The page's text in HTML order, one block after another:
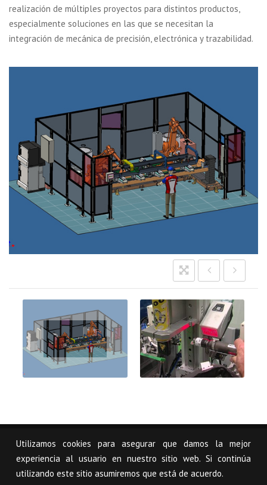
realización de múltiples proyectos para distintos productos,
especialmente soluciones en las que se necesitan la
integración de mecánica de precisión, electrónica y trazabilidad.
soluciones
© USCAL, S.L. Aviso Legal Mapa Web
Utilizamos cookies para asegurar que damos la mejor
experiencia al usuario en nuestro sitio web. Si continúa
utilizando este sitio asumiremos que está de acuerdo.